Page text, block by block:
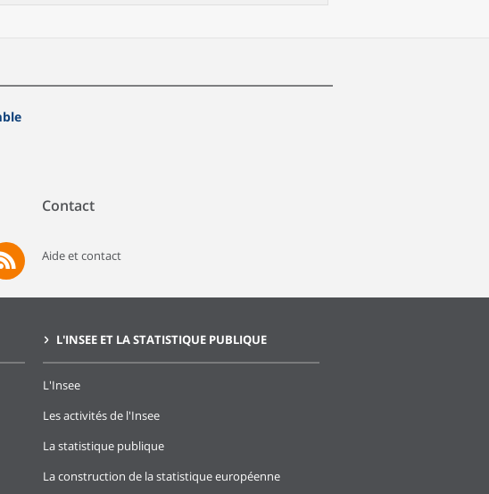
Contact
Aide et contact
L'INSEE ET LA STATISTIQUE PUBLIQUE
L'Insee
Les activités de l'Insee
La statistique publique
La construction de la statistique européenne